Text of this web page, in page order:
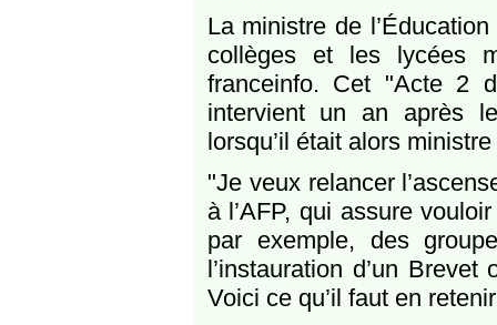
La ministre de
collèges et les lycées
franceinfo. Cet "Acte 2
intervient un an après
lorsqu’il était alors
"Je veux relancer
à l’AFP, qui assure
par exemple, des
l’instauration d’un
Voici ce qu’il faut en